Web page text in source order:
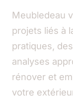
Meubledeau
projets liés à
pratiques,
analyses
rénover et
votre